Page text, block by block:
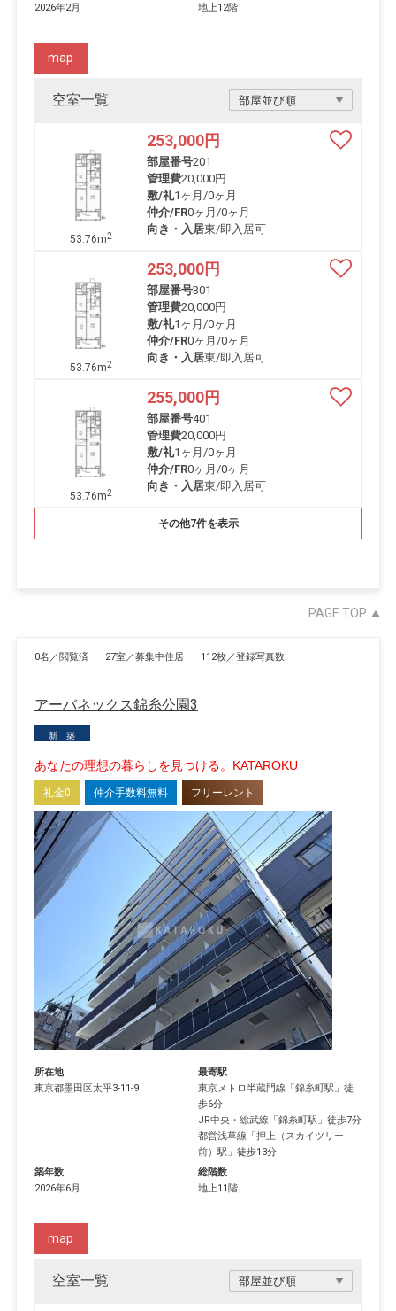
2026年2月
地上12階
空室一覧
map
53.76m2
253,000円
部屋番号201
管理費20,000円
敷/礼1ヶ月 /0ヶ月
仲介/FR0ヶ月 /0ヶ月
向き・入居東/即入居可
53.76m2
253,000円
部屋番号301
管理費20,000円
敷/礼1ヶ月 /0ヶ月
仲介/FR0ヶ月 /0ヶ月
向き・入居東/即入居可
53.76m2
255,000円
部屋番号401
管理費20,000円
敷/礼1ヶ月 /0ヶ月
仲介/FR0ヶ月 /0ヶ月
向き・入居東/即入居可
その他7件を表示
PAGE TOP
0名／閲覧済 27室／募集中住居 112枚／登録写真数
アーバネックス錦糸公園3
新 築
あなたの理想の暮らしを見つける。KATAROKU
礼金0 仲介手数料無料 フリーレント
所在地
東京都墨田区太平3-11-9
最寄駅
東京メトロ半蔵門線 「錦糸町駅 」徒
歩6分
JR中央・総武線 「錦糸町駅 」徒歩7分
都営浅草線 「押上（スカイツリー
前）駅 」徒歩13分
築年数
2026年6月
総階数
地上11階
空室一覧
map